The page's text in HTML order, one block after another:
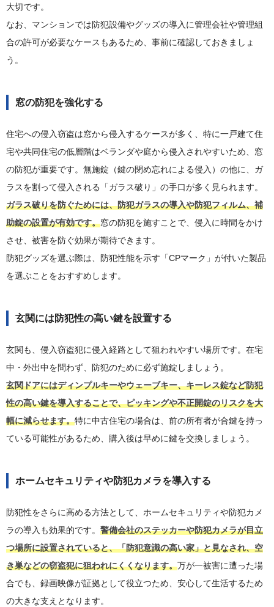
大切です。
なお、マンションでは防犯設備やグッズの導入に管理会社や管理組
合の許可が必要なケースもあるため、事前に確認しておきましょ
う。
窓の防犯を強化する
住宅への侵入窃盗は窓から侵入するケースが多く、特に一戸建て住
宅や共同住宅の低層階はベランダや庭から侵入されやすいため、窓
の防犯が重要です。無施錠（鍵の閉め忘れによる侵入）の他に、ガ
ラスを割って侵入される「ガラス破り」の手口が多く見られます。
ガラス破りを防ぐためには、防犯ガラスの導入や防犯フィルム、補
助錠の設置が有効です。窓の防犯を施すことで、侵入に時間をかけ
させ、被害を防ぐ効果が期待できます。
防犯グッズを選ぶ際は、防犯性能を示す「CPマーク」が付いた製品
を選ぶことをおすすめします。
玄関には防犯性の高い鍵を設置する
玄関も、侵入窃盗犯に侵入経路として狙われやすい場所です。在宅
中・外出中を問わず、防犯のために必ず施錠しましょう。
玄関ドアにはディンプルキーやウェーブキー、キーレス錠など防犯
性の高い鍵を導入することで、ピッキングや不正開錠のリスクを大
幅に減らせます。特に中古住宅の場合は、前の所有者が合鍵を持っ
ている可能性があるため、購入後は早めに鍵を交換しましょう。
ホームセキュリティや防犯カメラを導入する
防犯性をさらに高める方法として、ホームセキュリティや防犯カメ
ラの導入も効果的です。 警備会社のステッカーや防犯カメラが目立
つ場所に設置されていると、「防犯意識の高い家」と見なされ、空
き巣などの窃盗犯に狙われにくくなります。万が一被害に遭った場
合でも、録画映像が証拠として役立つため、安心して生活するため
の大きな支えとなります。